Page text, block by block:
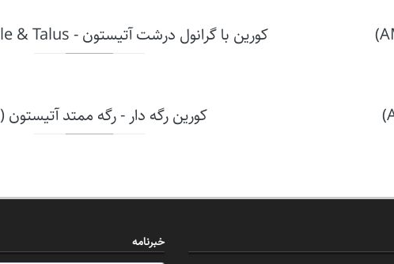
کورین با گرانول درشت آتیستون - Pebble & Talus (کد AL)
کورین رگه دار - رگه ممتد آتیستون (AQ)
خبرنامه